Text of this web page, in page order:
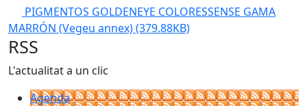
PIGMENTOS GOLDENEYE COLORESSENSE GAMA
MARRÓN (Vegeu annex)(379.88KB)
RSS
L'actualitat a un clic
Agenda